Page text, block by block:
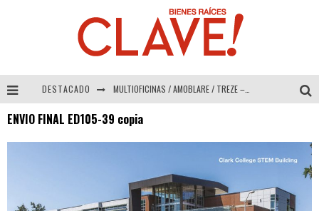
DESTACADO MULTIOFICINAS / AMOBLARE / TREZE – Especial Interiorismo & Decoración 2026
COLINEAL – Especial Interiorismo & Decoración 2026
ENVIO FINAL ED105-39 copia